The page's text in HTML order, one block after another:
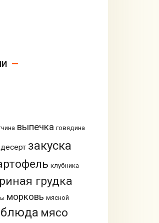
выпечка говядина
десерт закуска
клубника
грудка
морковь мясной
мясо